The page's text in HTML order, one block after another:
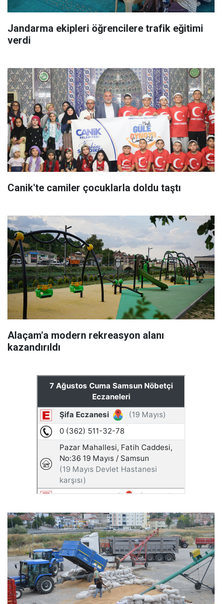
Jandarma ekipleri öğrencilere trafik eğitimi
verdi
Canik'te camiler çocuklarla doldu taştı
Alaçam'a modern rekreasyon alanı
kazandırıldı